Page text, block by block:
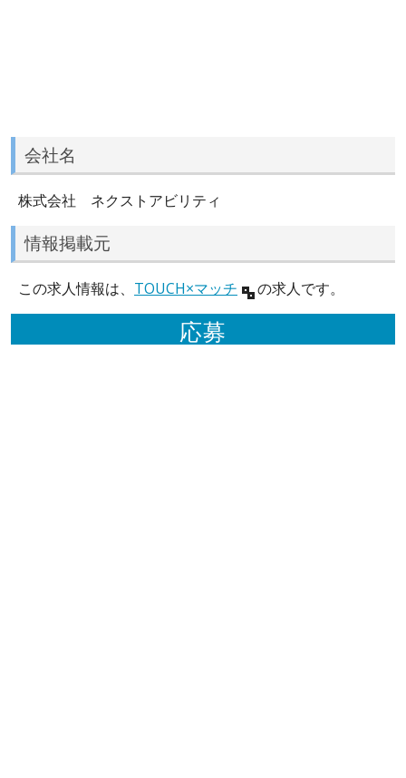
会社名
株式会社 ネクストアビリティ
情報掲載元
この求人情報は、 TOUCH×マッチ の求人です。
応募